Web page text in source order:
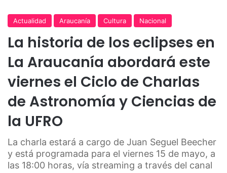
Actualidad Araucanía Cultura Nacional
La historia de los eclipses en
La Araucanía abordará este
viernes el Ciclo de Charlas
de Astronomía y Ciencias de
la UFRO
La charla estará a cargo de Juan Seguel Beecher
y está programada para el viernes 15 de mayo, a
las 18:00 horas, vía streaming a través del canal